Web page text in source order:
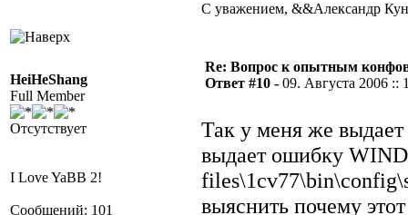
С уважением, &&Александр
HeiHeShang
Full Member
Отсутствует
I Love YaBB 2!
Сообщений: 101
Re: Вопрос к опытным
Ответ #10 - 09. Августа 2006 ::
Так у меня же
выдает ошибку
выяснить почему